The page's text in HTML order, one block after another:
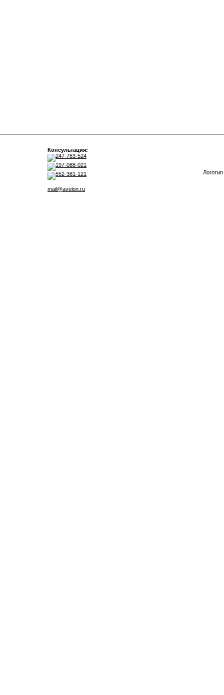
Консультация:
247-763-524
197-088-021
552-381-121
mail@avelon.ru